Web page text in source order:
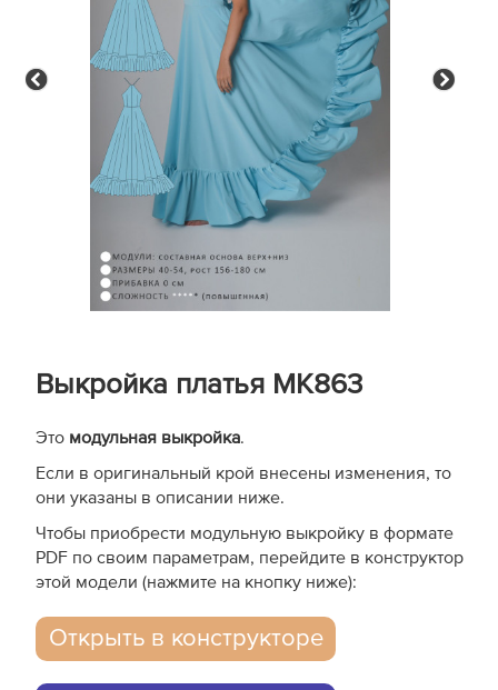
Выкройка платья MK863
Это модульная выкройка.
Если в оригинальный крой внесены изменения, то
они указаны в описании ниже.
Чтобы приобрести модульную выкройку в формате
PDF по своим параметрам, перейдите в конструктор
этой модели (нажмите на кнопку ниже):
Открыть в конструкторе